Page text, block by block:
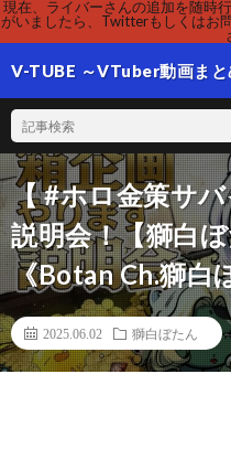
現在、ライバーさんの追加を随時
がいましたら、Twitterもしくはお
V-TUBE ～VTuber動画まと
【 #ホロ金策サ
説明会！【獅白
《Botan Ch.獅白
2025.06.02 獅白ぼたん